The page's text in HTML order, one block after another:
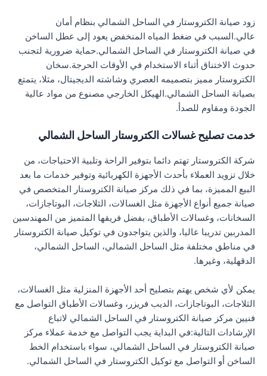
زود صيانة الكتروستار في الساحل الشمالي بنظام أمان
عالي.السبب في ضغط المياه المنخفض يعود إلى عطل الساخن
في صيانة الكتروستار في الساحل الشمالي.حماية ضرورية لتجنب
حدوث الاختناق أثناء الاستخدام في الأوقات الحرجة.سخان
الكتروستار مميز بتصميمه العصري وشاشته الديجيتال، مثلا، يتمتع
بصيانة الساحل الشمالي.الهيكل الخارجي مصنوع من مواد عالية
الجودة ومقاوم للصدأ.
خدمت تصليح غسالات الكتروستار الساحل الشمالي
شركة الكتروستار تهتم دائما بتوفير الراحة وتلبية الاحتياجات، من
خلال تزويد العملاء بأحدث الأجهزة الكهربائية وتوفير خدمات ما بعد
البيع المميزة، بما في ذلك مركز صيانة الكتروستار المتخصص في
صيانة جميع أنواع الأجهزة مثل الغسالات، الثلاجات، البوتاجازات،
السخانات، وغسالات الأطباق، بفضل فريقها المتميز من المهندسين
المدربين تدريبا عاليا، والذين يتواجدون في توكيل صيانة الكتروستار
في مناطق مختلفة مثل الساحل الشمالي، الساحل الشمالي،
الدقهلية، وغيرها.
يمكن لأي شخص يهتم بتصليح أحد الأجهزة المنزلية مثل الغسالات،
الثلاجات، البوتاجازات، الديب فريزر، وغسالات الأطباق التواصل مع
فنيين مركز صيانة الكتروستار في الساحل الشمالي لاتباع
الإرشادات التالية:في البداية يجب التواصل مع خدمة عملاء مركز
صيانة الكتروستار في الساحل الشمالي، سواء باستخدام الخط
الساخن أو التواصل مع توكيل الكتروستار في الساحل الشمالي.